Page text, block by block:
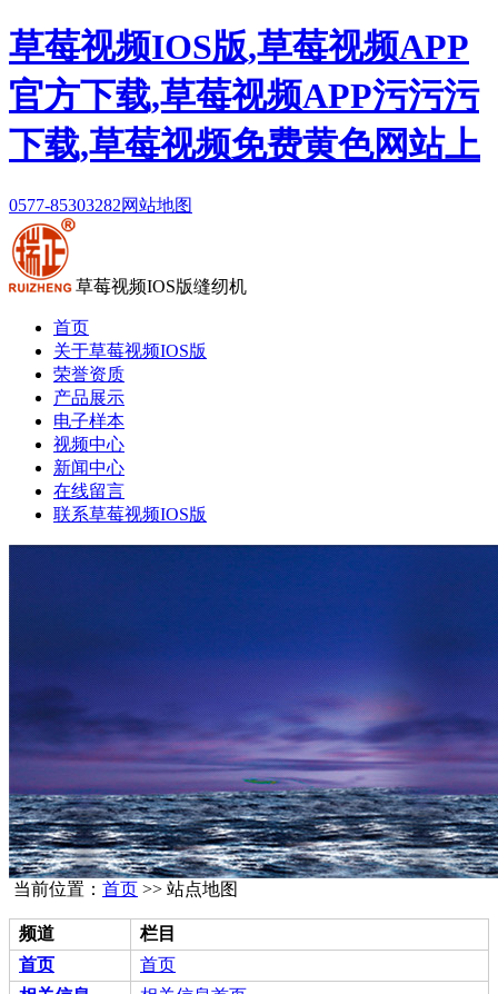
草莓视频IOS版,草莓视频APP
官方下载,草莓视频APP污污污
下载,草莓视频免费黄色网站上
0577-85303282网站地图
草莓视频IOS版缝纫机
首页
关于草莓视频IOS版
荣誉资质
产品展示
电子样本
视频中心
新闻中心
在线留言
联系草莓视频IOS版
当前位置： 首页 >> 站点地图
频道
栏目
首页
首页